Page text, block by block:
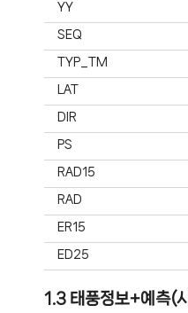
YY
SEQ
TYP_TM
LAT
DIR
PS
RAD15
RAD
ER15
ED25
1.3 태풍정보+예측(